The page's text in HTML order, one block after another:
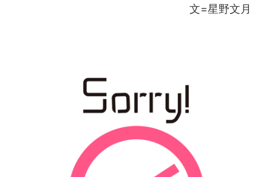
文=星野文月